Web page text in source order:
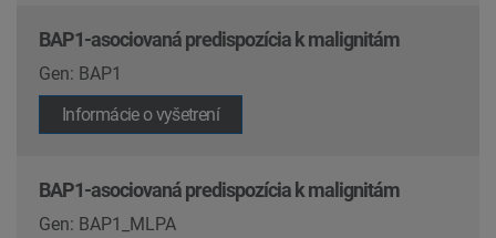
BAP1-asociovaná predispozícia k malignitám
Gen: BAP1
Informácie o vyšetrení
BAP1-asociovaná predispozícia k malignitám
Gen: BAP1_MLPA